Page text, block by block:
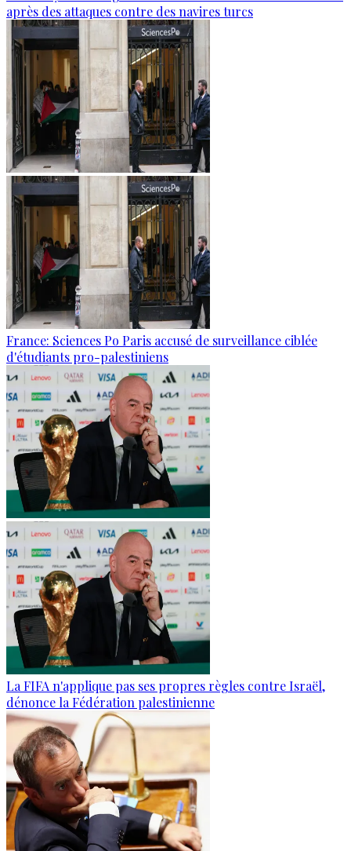
après des attaques contre des navires turcs
France: Sciences Po Paris accusé de surveillance ciblée
d'étudiants pro-palestiniens
La FIFA n'applique pas ses propres règles contre Israël,
dénonce la Fédération palestinienne